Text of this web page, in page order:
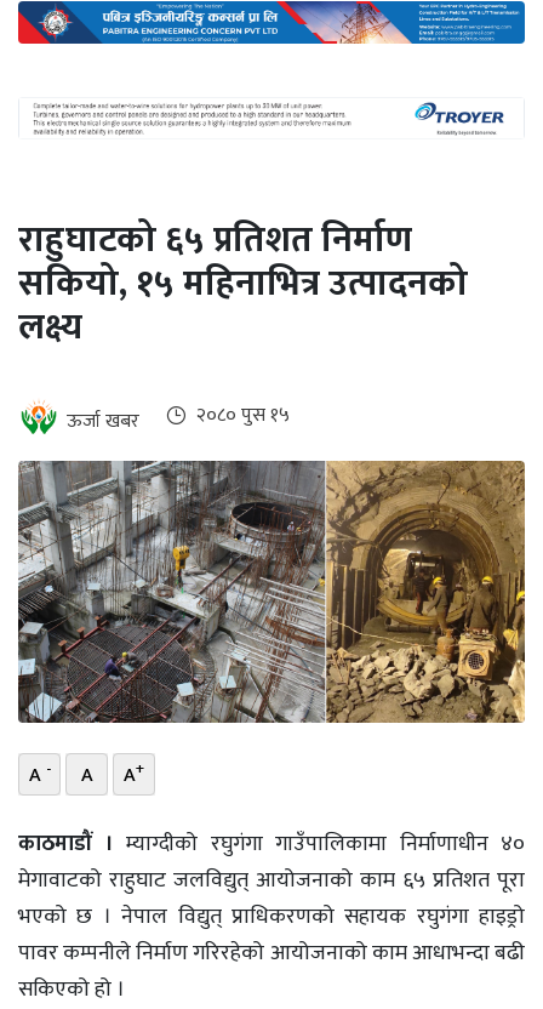
ऊर्जा
दक्षता
खबर
हरित
हाइड्रोजन
सम्पादकीय
बैंक
पर्यटन
भिडियो
छापा
खोज
प्रोफाइल
ऊर्जा
विशेष
राहुघाटको ६५ प्रतिशत निर्माण
सकियो, १५ महिनाभित्र उत्पादनको
लक्ष्य
ऊर्जा खबर २०८० पुस १५
A - A A+
काठमाडौं । म्याग्दीको रघुगंगा गाउँपालिकामा निर्माणाधीन ४०
मेगावाटको राहुघाट जलविद्युत् आयोजनाको काम ६५ प्रतिशत पूरा
भएको छ । नेपाल विद्युत् प्राधिकरणको सहायक रघुगंगा हाइड्रो
पावर कम्पनीले निर्माण गरिरहेको आयोजनाको काम आधाभन्दा बढी
सकिएको हो ।